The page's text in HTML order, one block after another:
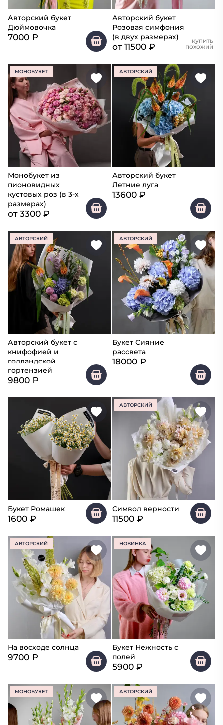
Авторский букет
Дюймовочка
7000 ₽
Авторский букет
Розовая симфония
(в двух размерах)
от11500 ₽
купить
похожий
МОНОБУКЕТ
Монобукет из
пионовидных
кустовых роз (в 3-х
размерах)
от3300 ₽
АВТОРСКИЙ
Авторский букет
Летние луга
13600 ₽
АВТОРСКИЙ
Авторский букет с
книфофией и
голландской
гортензией
9800 ₽
АВТОРСКИЙ
Букет Сияние
рассвета
18000 ₽
Букет Ромашек
1600 ₽
АВТОРСКИЙ
Символ верности
11500 ₽
АВТОРСКИЙ
На восходе солнца
9700 ₽
НОВИНКА
Букет Нежность с
полей
5900 ₽
МОНОБУКЕТ АВТОРСКИЙ